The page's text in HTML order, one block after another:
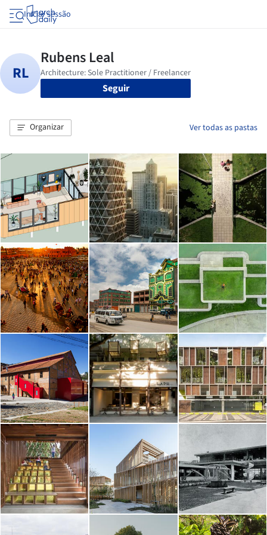
Iniciar sessão
Seguir
Organizar Ver todas as pastas